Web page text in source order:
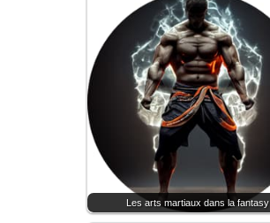
Les arts martiaux dans la fantasy